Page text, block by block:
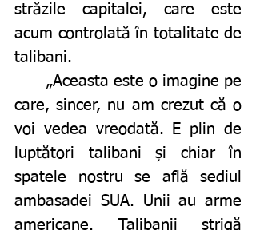
străzile capitalei, care este
acum controlată în totalitate de
talibani.
care, sincer, nu am crezut că o
voi vedea vreodată. E plin de
luptători talibani și chiar în
spatele nostru se află sediul
ambasadei SUA. Unii au arme
americane. Talibanii strigă